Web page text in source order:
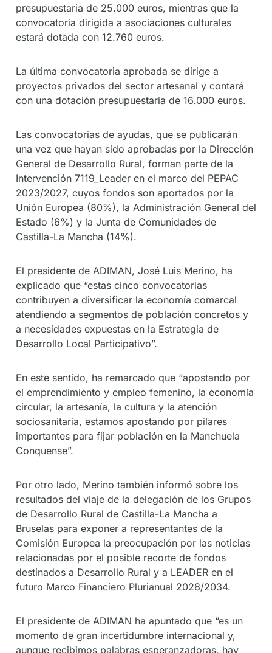
presupuestaria de 25.000 euros, mientras que la
convocatoria dirigida a asociaciones culturales
estará dotada con 12.760 euros.
La última convocatoria aprobada se dirige a
proyectos privados del sector artesanal y contará
con una dotación presupuestaria de 16.000 euros.
Las convocatorias de ayudas, que se publicarán
una vez que hayan sido aprobadas por la Dirección
General de Desarrollo Rural, forman parte de la
Intervención 7119_Leader en el marco del PEPAC
2023/2027, cuyos fondos son aportados por la
Unión Europea (80%), la Administración General del
Estado (6%) y la Junta de Comunidades de
Castilla-La Mancha (14%).
El presidente de ADIMAN, José Luis Merino, ha
explicado que “estas cinco convocatorias
contribuyen a diversificar la economía comarcal
atendiendo a segmentos de población concretos y
a necesidades expuestas en la Estrategia de
Desarrollo Local Participativo”.
En este sentido, ha remarcado que “apostando por
el emprendimiento y empleo femenino, la economía
circular, la artesanía, la cultura y la atención
sociosanitaria, estamos apostando por pilares
importantes para fijar población en la Manchuela
Conquense”.
Por otro lado, Merino también informó sobre los
resultados del viaje de la delegación de los Grupos
de Desarrollo Rural de Castilla-La Mancha a
Bruselas para exponer a representantes de la
Comisión Europea la preocupación por las noticias
relacionadas por el posible recorte de fondos
destinados a Desarrollo Rural y a LEADER en el
futuro Marco Financiero Plurianual 2028/2034.
El presidente de ADIMAN ha apuntado que “es un
momento de gran incertidumbre internacional y,
aunque recibimos palabras esperanzadoras, hay